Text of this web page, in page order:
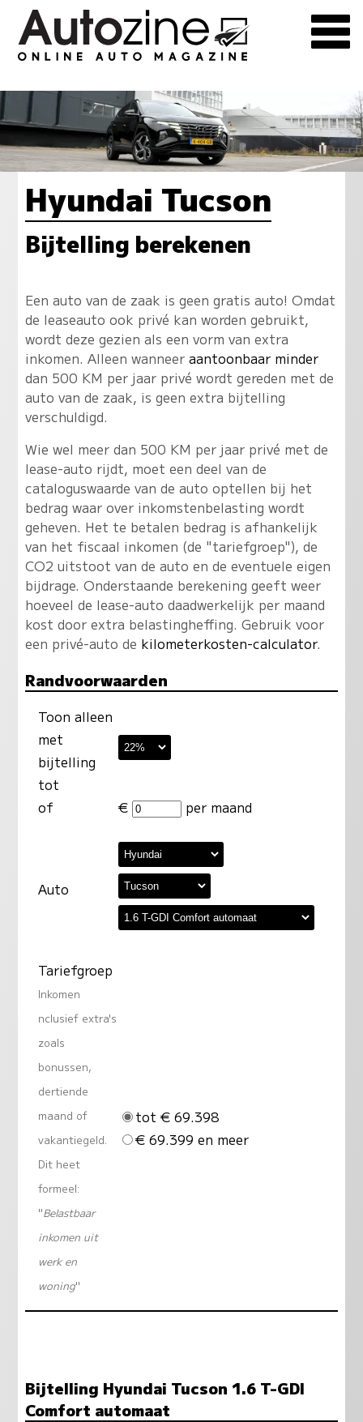
Hyundai Tucson
Bijtelling berekenen
Een auto van de zaak is geen gratis auto! Omdat
de leaseauto ook privé kan worden gebruikt,
wordt deze gezien als een vorm van extra
inkomen. Alleen wanneer aantoonbaar minder
dan 500 KM per jaar privé wordt gereden met de
auto van de zaak, is geen extra bijtelling
verschuldigd.
Wie wel meer dan 500 KM per jaar privé met de
lease-auto rijdt, moet een deel van de
cataloguswaarde van de auto optellen bij het
bedrag waar over inkomstenbelasting wordt
geheven. Het te betalen bedrag is afhankelijk
van het fiscaal inkomen (de "tariefgroep"), de
CO2 uitstoot van de auto en de eventuele eigen
bijdrage. Onderstaande berekening geeft weer
hoeveel de lease-auto daadwerkelijk per maand
kost door extra belastingheffing. Gebruik voor
een privé-auto de kilometerkosten-calculator.
Randvoorwaarden
Toon alleen
met
bijtelling
tot
of
€ per maand
Auto
Tariefgroep
Inkomen
nclusief extra's
zoals
bonussen,
dertiende
maand of
vakantiegeld.
Dit heet
formeel:
"Belastbaar
inkomen uit
werk en
woning"
tot € 69.398
€ 69.399 en meer
Bijtelling Hyundai Tucson 1.6 T-GDI
Comfort automaat